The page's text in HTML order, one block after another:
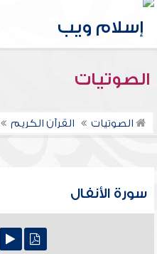
الصوتيات
الصوتيات القرآن الكريم
سورة الأنفال